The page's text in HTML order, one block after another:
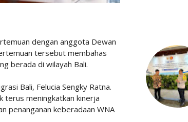
dengan anggota Dewan
tersebut membahas
berada di wilayah Bali.
Bali, Felucia Sengky Ratna.
terus meningkatkan kinerja
penanganan keberadaan WNA